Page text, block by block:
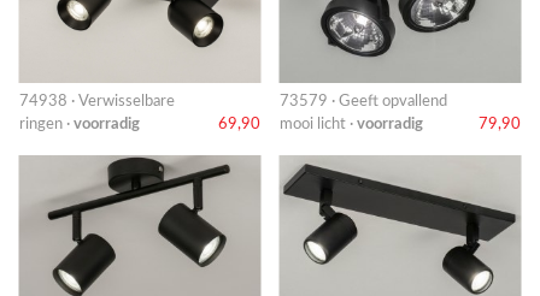
74938 · Verwisselbare
ringen · voorradig 69,90
73579 · Geeft opvallend
mooi licht · voorradig 79,90